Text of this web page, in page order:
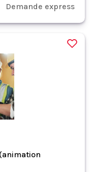
Demande express